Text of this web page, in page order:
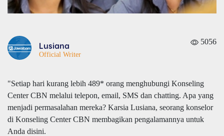
Lusiana
Official Writer
5056
"Setiap hari kurang lebih 489* orang menghubungi Konseling
Center CBN melalui telepon, email, SMS dan chatting. Apa yang
menjadi permasalahan mereka? Karsia Lusiana, seorang konselor
di Konseling Center CBN membagikan pengalamannya untuk
Anda disini.